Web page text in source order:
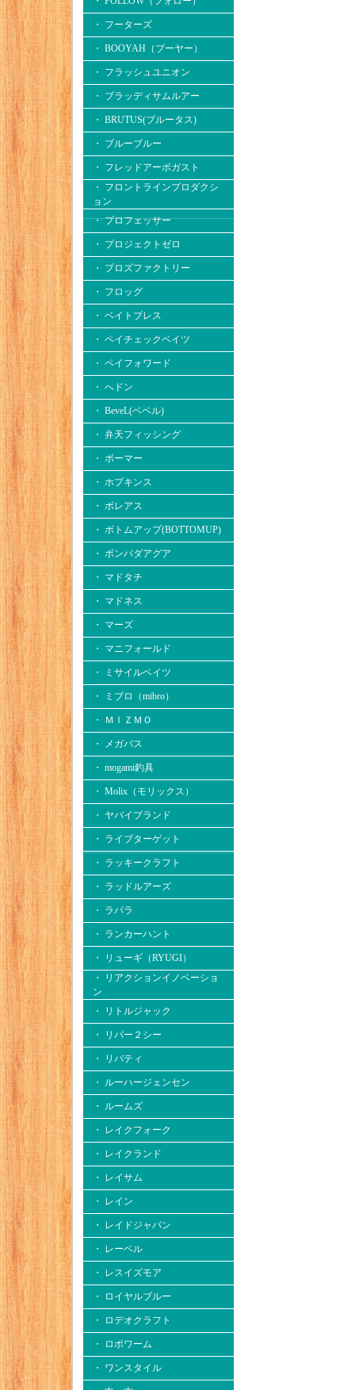
・ フーターズ
・ BOOYAH（ブーヤー）
・ フラッシュユニオン
・ ブラッディサムルアー
・ BRUTUS(ブルータス)
・ ブルーブルー
・ フレッドアーボガスト
・ フロントラインプロダクシ
ョン
・ プロフェッサー
・ プロジェクトゼロ
・ プロズファクトリー
・ フロッグ
・ ベイトブレス
・ ペイチェックベイツ
・ ペイフォワード
・ へドン
・ BeveL(ベベル)
・ 弁天フィッシング
・ ボーマー
・ ホプキンス
・ ボレアス
・ ボトムアップ(BOTTOMUP)
・ ボンバダアグア
・ マドタチ
・ マドネス
・ マーズ
・ マニフォールド
・ ミサイルベイツ
・ ミブロ（mibro）
・ ＭＩＺＭＯ
・ メガバス
・ mogami釣具
・ Molix（モリックス）
・ ヤバイブランド
・ ライブターゲット
・ ラッキークラフト
・ ラッドルアーズ
・ ラパラ
・ ランカーハント
・ リューギ（RYUGI）
・ リアクションイノベーショ
ン
・ リトルジャック
・ リバー２シー
・ リバティ
・ ルーハージェンセン
・ ルームズ
・ レイクフォーク
・ レイクランド
・ レイサム
・ レイン
・ レイドジャパン
・ レーベル
・ レスイズモア
・ ロイヤルブルー
・ ロデオクラフト
・ ロボワーム
・ ワンスタイル